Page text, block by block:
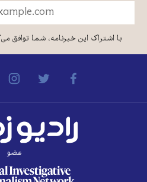
با اشتراک این خبرنامه، شما توافق
عضو